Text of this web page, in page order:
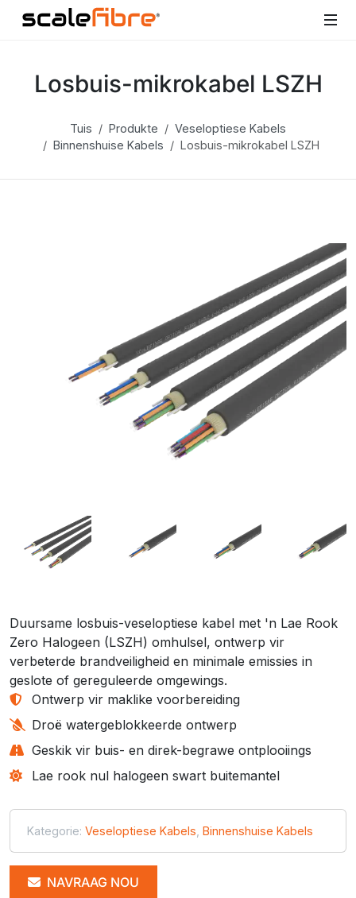
Losbuis-mikrokabel LSZH
Tuis Produkte
Veseloptiese Kabels
Binnenshuise Kabels
Losbuis-mikrokabel LSZH
Duursame losbuis-veseloptiese kabel met 'n Lae Rook
Zero Halogeen (LSZH) omhulsel, ontwerp vir
verbeterde brandveiligheid en minimale emissies in
geslote of gereguleerde omgewings.
Ontwerp vir maklike voorbereiding
Droë watergeblokkeerde ontwerp
Geskik vir buis- en direk-begrawe ontplooiings
Lae rook nul halogeen swart buitemantel
Kategorie: Veseloptiese Kabels Binnenshuise Kabels
NAVRAAG NOU